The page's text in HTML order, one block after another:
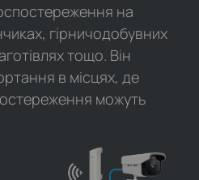
на
гірничодобувних
тощо. Він
в місцях, де
можуть